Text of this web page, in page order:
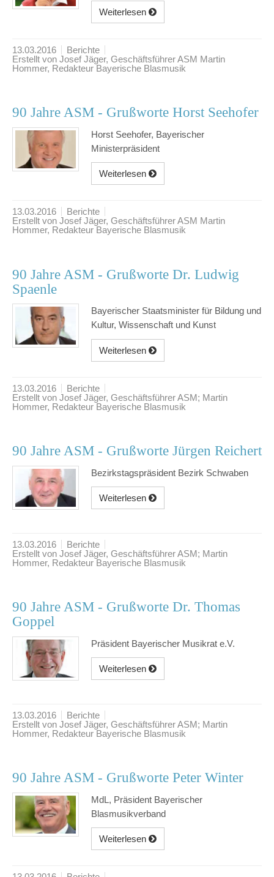
Weiterlesen
13.03.2016
Berichte
Erstellt von Josef Jäger, Geschäftsführer ASM Martin
Hommer, Redakteur Bayerische Blasmusik
90 Jahre ASM - Grußworte Horst Seehofer
Horst Seehofer, Bayerischer
Ministerpräsident
Weiterlesen
13.03.2016
Berichte
Erstellt von Josef Jäger, Geschäftsführer ASM Martin
Hommer, Redakteur Bayerische Blasmusik
90 Jahre ASM - Grußworte Dr. Ludwig
Spaenle
Bayerischer Staatsminister für Bildung und
Kultur, Wissenschaft und Kunst
Weiterlesen
13.03.2016
Berichte
Erstellt von Josef Jäger, Geschäftsführer ASM; Martin
Hommer, Redakteur Bayerische Blasmusik
90 Jahre ASM - Grußworte Jürgen Reichert
Bezirkstagspräsident Bezirk Schwaben
Weiterlesen
13.03.2016
Berichte
Erstellt von Josef Jäger, Geschäftsführer ASM; Martin
Hommer, Redakteur Bayerische Blasmusik
90 Jahre ASM - Grußworte Dr. Thomas
Goppel
Präsident Bayerischer Musikrat e.V.
Weiterlesen
13.03.2016
Berichte
Erstellt von Josef Jäger, Geschäftsführer ASM; Martin
Hommer, Redakteur Bayerische Blasmusik
90 Jahre ASM - Grußworte Peter Winter
MdL, Präsident Bayerischer
Blasmusikverband
Weiterlesen